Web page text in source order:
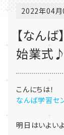
2022年04月
【なん
始業式♪
こんにちは！
なんば学習セ
明日はいよい